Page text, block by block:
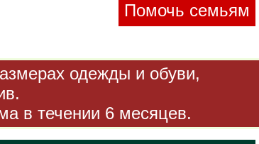
Помочь семьям
одежды и обуви,
в течении 6 месяцев.